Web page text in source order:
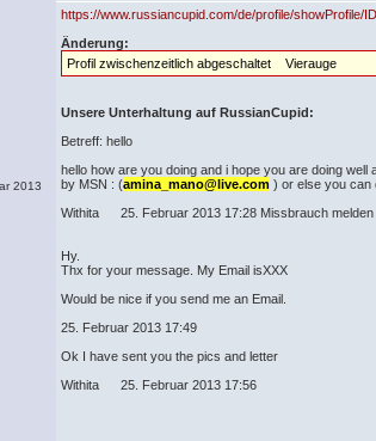
2013
https://www.russiancupid.com/de/profile/showProfile/
Änderung:
Profil zwischenzeitlich abgeschaltet Vierauge
Unsere Unterhaltung auf RussianCupid:
Betreff: hello
hello how are you doing and i hope you are doing
by MSN : (amina_mano@live.com ) or else you can
Withita 25. Februar 2013 17:28 Missbrauch melden
Hy.
Thx for your message. My Email isXXX
Would be nice if you send me an Email.
25. Februar 2013 17:49
Ok I have sent you the pics and letter
Withita 25. Februar 2013 17:56